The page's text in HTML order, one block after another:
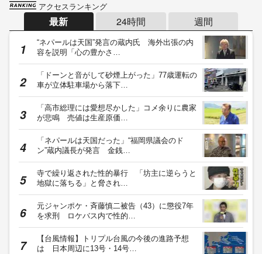
アクセスランキング
最新 24時間 週間
“ネパールは天国”発言の蔵内氏 海外出張の内
容を説明「心の豊かさ…
「ドーンと音がして砂煙上がった」77歳運転の
車が立体駐車場から落下…
「高市総理には愛想尽かした」コメ余りに農家
が悲鳴 売値は生産原価…
「ネパールは天国だった」“福岡県議会のド
ン”蔵内議長が発言 金銭…
寺で繰り返された性的暴行 「坊主に逆らうと
地獄に落ちる」と脅され…
元ジャンポケ・斉藤慎二被告（43）に懲役7年
を求刑 ロケバス内で性的…
【台風情報】トリプル台風の今後の進路予想
は 日本周辺に13号・14号…